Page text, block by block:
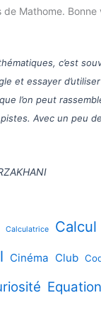
Mathome. Bonne
c’est
et essayer
l’on peut
Avec un peu
Calculatrice
Cinéma Club
Equation